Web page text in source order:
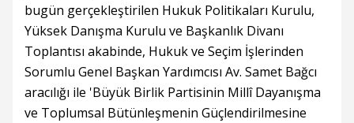
bugün gerçekleştirilen Hukuk Politikaları Kurulu,
Yüksek Danışma Kurulu ve Başkanlık Divanı
Toplantısı akabinde, Hukuk ve Seçim İşlerinden
Sorumlu Genel Başkan Yardımcısı Av. Samet Bağcı
aracılığı ile 'Büyük Birlik Partisinin Millî Dayanışma
ve Toplumsal Bütünleşmenin Güçlendirilmesine